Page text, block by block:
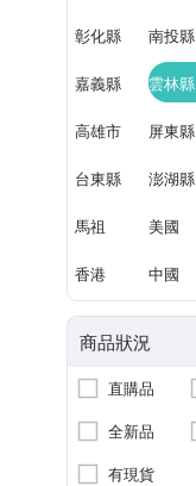
彰化縣 南投縣
嘉義縣 雲林縣
高雄市 屏東縣
台東縣 澎湖縣
馬祖 美國
香港 中國
商品狀況
直購品
全新品
有現貨